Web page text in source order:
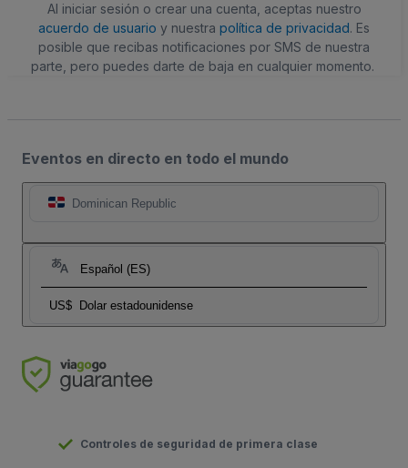
Al iniciar sesión o crear una cuenta, aceptas nuestro
acuerdo de usuario y nuestra política de privacidad. Es
posible que recibas notificaciones por SMS de nuestra
parte, pero puedes darte de baja en cualquier momento.
Eventos en directo en todo el mundo
Dominican Republic
Español (ES)
US$ Dolar estadounidense
Controles de seguridad de primera clase